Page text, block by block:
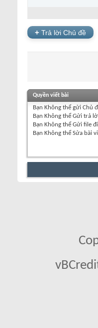
+ Trả lời Chủ đề
Quyền viết bài
Bạn Không thể gửi Chủ
Bạn Không thể Gửi trả
Bạn Không thể Gửi file
Bạn Không thể Sửa bài